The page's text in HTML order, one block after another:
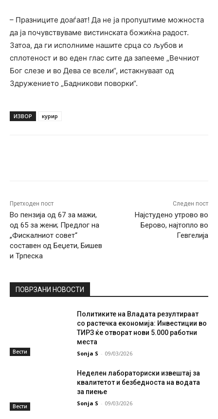
– Празниците доаѓаат! Да не ја пропуштиме можноста
да ја почувствуваме вистинската божиќна радост.
Затоа, да ги исполниме нашите срца со љубов и
сплотеност и во еден глас сите да запееме „Вечниот
Бог слезе и во Дева се всели“, истакнуваат од
Здружението „Бадникови поворки“.
ИЗВОР курир
Претходен пост
Во пензија од 67 за мажи,
од 65 за жени; Предлог на
„Фискалниот совет“
составен од Беџети, Бишев
и Трпеска
Следен пост
Најстудено утрово во
Берово, најтопло во
Гевгелија
ПОВРЗАНИ НОВОСТИ
Вести
Политиките на Владата резултираат
со растечка економија: Инвестиции во
ТИРЗ ќе отворат нови 5.000 работни
места
Sonja S - 09/03/2026
Вести
Неделен лабораториски извештај за
квалитетот и безбедноста на водата
за пиење
Sonja S - 09/03/2026